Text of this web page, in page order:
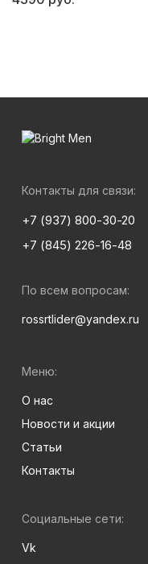
Контакты для связи:
+7 (937) 800-30-20
+7 (845) 226-16-48
По всем вопросам:
rossrtlider@yandex.ru
Меню:
О нас
Новости и акции
Статьи
Контакты
Социальные сети:
Vk